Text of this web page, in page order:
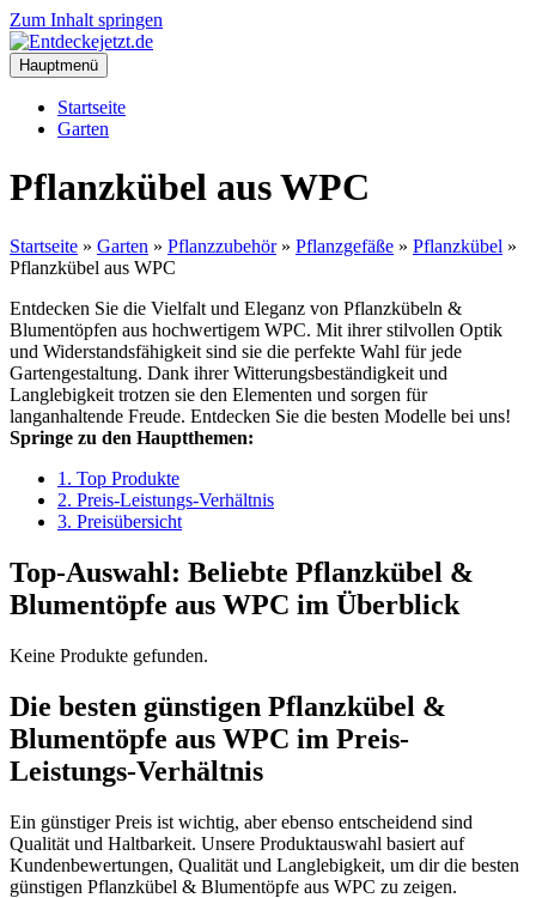
Zum Inhalt springen
Hauptmenü
Startseite
Garten
Pflanzkübel aus WPC
Startseite » Garten » Pflanzzubehör» Pflanzgefäße » Pflanzkübel »
Pflanzkübel aus WPC
Entdecken Sie die Vielfalt und Eleganz von Pflanzkübeln &
Blumentöpfen aus hochwertigem WPC. Mit ihrer stilvollen Optik
und Widerstandsfähigkeit sind sie die perfekte Wahl für jede
Gartengestaltung. Dank ihrer Witterungsbeständigkeit und
Langlebigkeit trotzen sie den Elementen und sorgen für
langanhaltende Freude. Entdecken Sie die besten Modelle bei uns!
Springe zu den Hauptthemen:
1. Top Produkte
2. Preis-Leistungs-Verhältnis
3. Preisübersicht
Top-Auswahl: Beliebte Pflanzkübel &
Blumentöpfe aus WPC im Überblick
Keine Produkte gefunden.
Die besten günstigen Pflanzkübel &
Blumentöpfe aus WPC im Preis-
Leistungs-Verhältnis
Ein günstiger Preis ist wichtig, aber ebenso entscheidend sind
Qualität und Haltbarkeit. Unsere Produktauswahl basiert auf
Kundenbewertungen, Qualität und Langlebigkeit, um dir die besten
günstigen Pflanzkübel & Blumentöpfe aus WPC zu zeigen.